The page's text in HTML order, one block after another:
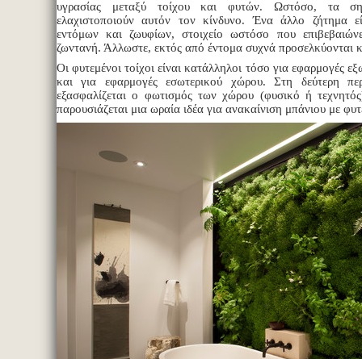
υγρασίας μεταξύ τοίχου και φυτών. Ωστόσο, τα
ελαχιστοποιούν αυτόν τον κίνδυνο. Ένα άλλο ζήτημα
εντόμων και ζωυφίων, στοιχείο ωστόσο που
ζωντανή. Άλλωστε, εκτός από έντομα συχνά προσελκύονται
Οι φυτεμένοι τοίχοι είναι κατάλληλοι τόσο για εφαρμογές
και για εφαρμογές εσωτερικού χώρου. Στη δεύτερη
εξασφαλίζεται ο φωτισμός των χώρου (φυσικό ή
παρουσιάζεται μια ωραία ιδέα για ανακαίνιση μπάνιου με